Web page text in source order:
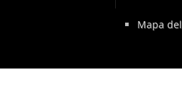
Mapa